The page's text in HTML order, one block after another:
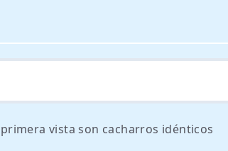
vista son cacharros idénticos